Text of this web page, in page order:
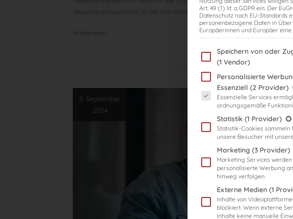
Steuerberaterexamens ist die Teilnahme an Vorbereitungskursen. Diese
Weiterlesen
3. September
2024
Art. 49 (1) lit. a GDPR ein. Der
Datenschutz nach EU-Standards
personenbezogene Daten in
Europäerinnen und Europäer
Im Folgenden finden Sie eine
Speichern von oder
(1 Vendor)
Personalisierte
Es folgt eine Liste der
Essenziell (2 Provider)
Essenzielle Services
ordnungsgemäße
Statistik (1 Provider)
Statistik-Cookies sammeln
unsere Besucher mit
Marketing (3 Provider)
Marketing Services
personalisierte Werbung
hinweg verfolgen.
Externe Medien (1
Inhalte von
blockiert. Wenn externe
Inhalte keine manuelle